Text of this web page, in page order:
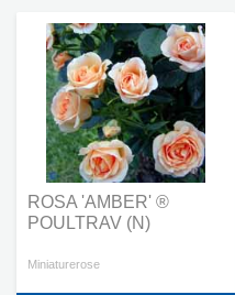
ROSA 'AMBER' ®
POULTRAV (N)
Miniaturerose